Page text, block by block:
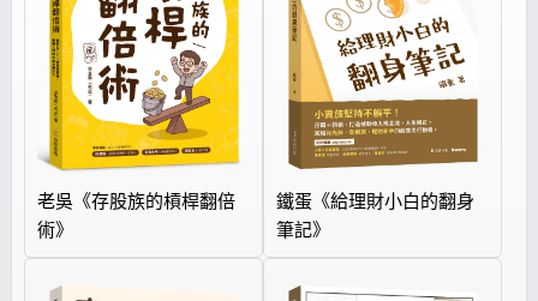
老吳《存股族的槓桿翻倍
術》
鐵蛋《給理財小白的翻身
筆記》